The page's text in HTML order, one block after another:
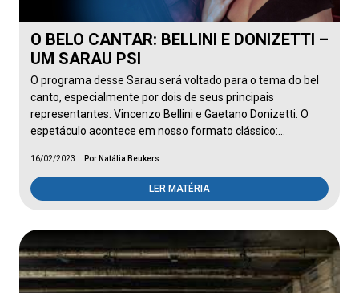
O BELO CANTAR: BELLINI E DONIZETTI –
UM SARAU PSI
O programa desse Sarau será voltado para o tema do bel
canto, especialmente por dois de seus principais
representantes: Vincenzo Bellini e Gaetano Donizetti. O
espetáculo acontece em nosso formato clássico:…
16/02/2023 Por Natália Beukers
LER MATÉRIA